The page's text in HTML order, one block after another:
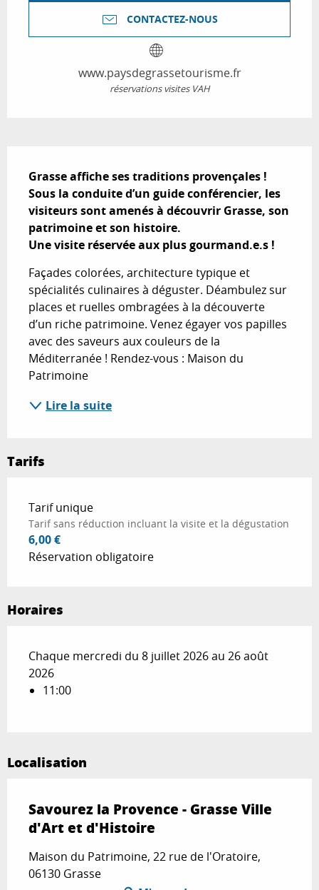
CONTACTEZ-NOUS
www.paysdegrassetourisme.fr
réservations visites VAH
Grasse affiche ses traditions provençales !
Sous la conduite d’un guide conférencier, les
visiteurs sont amenés à découvrir Grasse, son
patrimoine et son histoire.
Une visite réservée aux plus gourmand.e.s !
Façades colorées, architecture typique et
spécialités culinaires à déguster. Déambulez sur
places et ruelles ombragées à la découverte
d’un riche patrimoine. Venez égayer vos papilles
avec des saveurs aux couleurs de la
Méditerranée ! Rendez-vous : Maison du
Patrimoine
Lire la suite
Tarifs
Tarifs 2026
Tarif unique
Tarif sans réduction incluant la visite et la dégustation
6,00 €
Réservation obligatoire
Horaires
Chaque mercredi du 8 juillet 2026 au 26 août
2026
11:00
Localisation
Savourez la Provence - Grasse Ville
d'Art et d'Histoire
Maison du Patrimoine, 22 rue de l'Oratoire,
06130 Grasse